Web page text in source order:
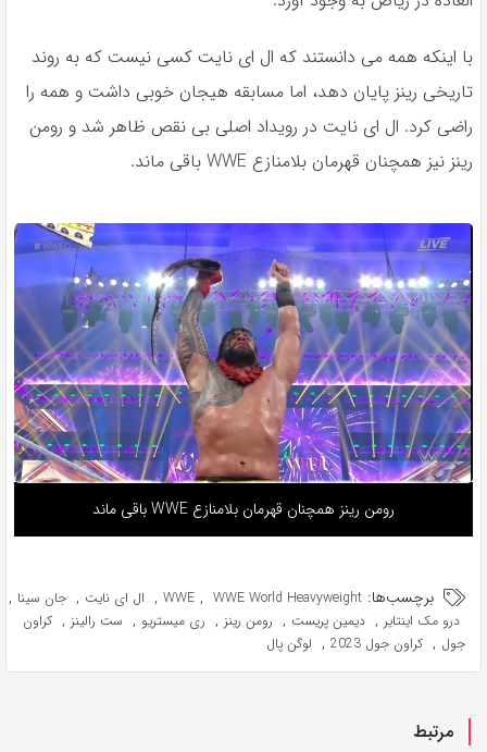
با اینکه همه می دانستند که ال ای نایت کسی نیست که به روند
تاریخی رینز پایان دهد، اما مسابقه هیجان خوبی داشت و همه را
راضی کرد. ال ای نایت در رویداد اصلی بی نقص ظاهر شد و رومن
رینز نیز همچنان قهرمان بلامنازع WWE باقی ماند.
رومن رینز همچنان قهرمان بلامنازع WWE باقی ماند
برچسب‌ها: WWE , WWE World Heavyweight
, ال ای نایت , جان سینا ,
درو مک اینتایر , دیمین پریست , رومن رینز , ری میستریو , ست رالینز , کراون
جول , کراون جول 2023 , لوگن پال
مرتبط